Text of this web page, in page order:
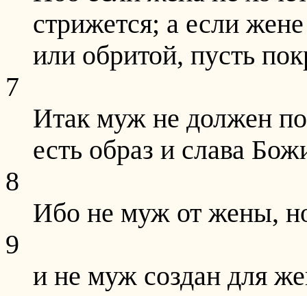
стрижется; а если
или обритой, пусть
7
Итак муж не должен
есть образ и слава
8
Ибо не муж от жены,
9
и не муж создан для